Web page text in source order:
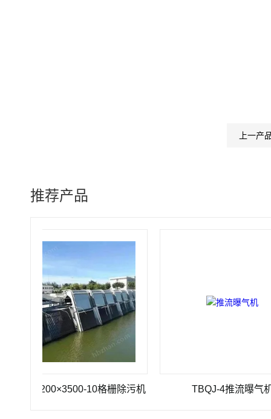
上一产
推荐产品
1200×3500-10格栅除污机 TBQJ-4推流曝气机